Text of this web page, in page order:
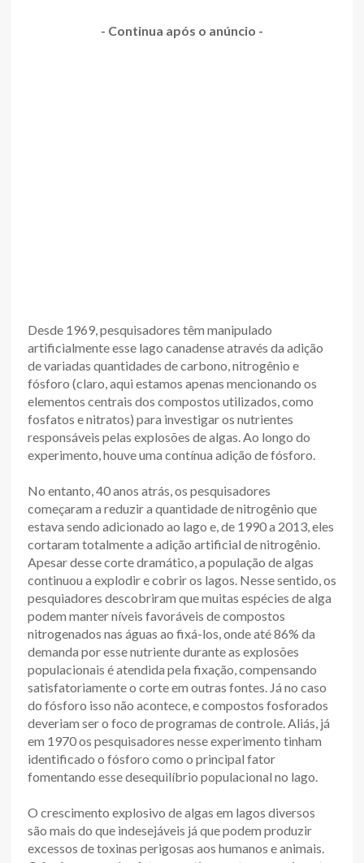
- Continua após o anúncio -
Desde 1969, pesquisadores têm manipulado
artificialmente esse lago canadense através da adição
de variadas quantidades de carbono, nitrogênio e
fósforo (claro, aqui estamos apenas mencionando os
elementos centrais dos compostos utilizados, como
fosfatos e nitratos) para investigar os nutrientes
responsáveis pelas explosões de algas. Ao longo do
experimento, houve uma contínua adição de fósforo.
No entanto, 40 anos atrás, os pesquisadores
começaram a reduzir a quantidade de nitrogênio que
estava sendo adicionado ao lago e, de 1990 a 2013, eles
cortaram totalmente a adição artificial de nitrogênio.
Apesar desse corte dramático, a população de algas
continuou a explodir e cobrir os lagos. Nesse sentido, os
pesquiadores descobriram que muitas espécies de alga
podem manter níveis favoráveis de compostos
nitrogenados nas águas ao fixá-los, onde até 86% da
demanda por esse nutriente durante as explosões
populacionais é atendida pela fixação, compensando
satisfatoriamente o corte em outras fontes. Já no caso
do fósforo isso não acontece, e compostos fosforados
deveriam ser o foco de programas de controle. Aliás, já
em 1970 os pesquisadores nesse experimento tinham
identificado o fósforo como o principal fator
fomentando esse desequilíbrio populacional no lago.
O crescimento explosivo de algas em lagos diversos
são mais do que indesejáveis já que podem produzir
excessos de toxinas perigosas aos humanos e animais.